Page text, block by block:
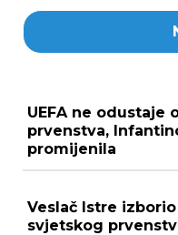
UEFA ne odustaje
prvenstva,
promijenila
Veslač Istre
svjetskog